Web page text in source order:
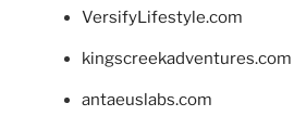
VersifyLifestyle.com
kingscreekadventures.com
antaeuslabs.com